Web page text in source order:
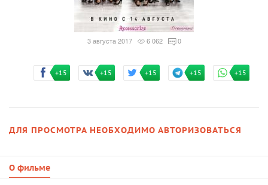
3 августа 2017 6 062 0
+15 +15 +15 +15 +15
ДЛЯ ПРОСМОТРА НЕОБХОДИМО АВТОРИЗОВАТЬСЯ
О фильме